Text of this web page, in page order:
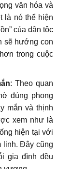
văn hóa và
là nó thể hiện
của dân tộc
sẽ hướng con
trong cuộc
: Theo quan
đúng phong
mắn và thịnh
xem như là
hiện tại với
linh. Đây cũng
gia đình đều